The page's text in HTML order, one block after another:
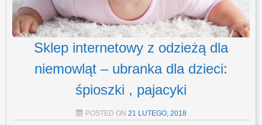
Sklep internetowy z odzieżą dla
niemowląt – ubranka dla dzieci:
śpioszki , pajacyki
POSTED ON 21 LUTEGO, 2018